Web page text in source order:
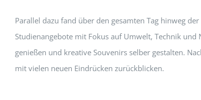
Parallel dazu fand über den gesamten Tag hinweg
Studienangebote mit Fokus auf Umwelt, Technik
genießen und kreative Souvenirs selber gestalten.
mit vielen neuen Eindrücken zurückblicken.